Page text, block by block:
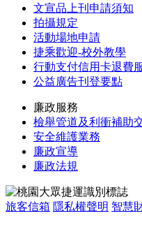
文宣品上刊申請須知
拍攝規定
活動場地申請
捷乘歡迎-校外教學
行動支付信用卡退費
公益廣告刊登要點
廉政服務
檢舉管道及利衝補助
安全維護業務
廉政宣導
廉政法規
旅客信箱 隱私權聲明 智慧